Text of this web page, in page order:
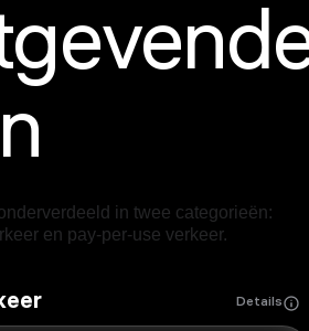
in twee categorieën:
en pay-per-use verkeer.
Details